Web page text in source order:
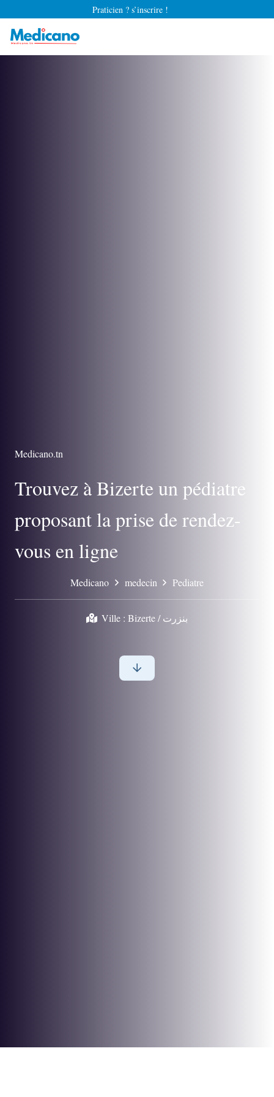
Praticien ? s’inscrire !
Medicano.tn
Trouvez à Bizerte un pédiatre
proposant la prise de rendez-
vous en ligne
Medicano medecin Pediatre
Ville : Bizerte / بنزرت